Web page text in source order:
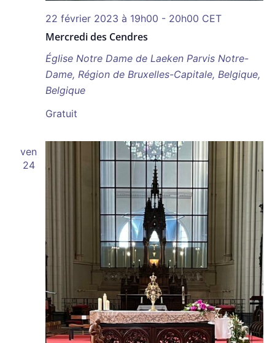
Mercredi des Cendres
22 février 2023 à 19h00 - 20h00 CET
Église Notre Dame de Laeken Parvis Notre-
Dame, Région de Bruxelles-Capitale, Belgique,
Belgique
Gratuit
ven
24